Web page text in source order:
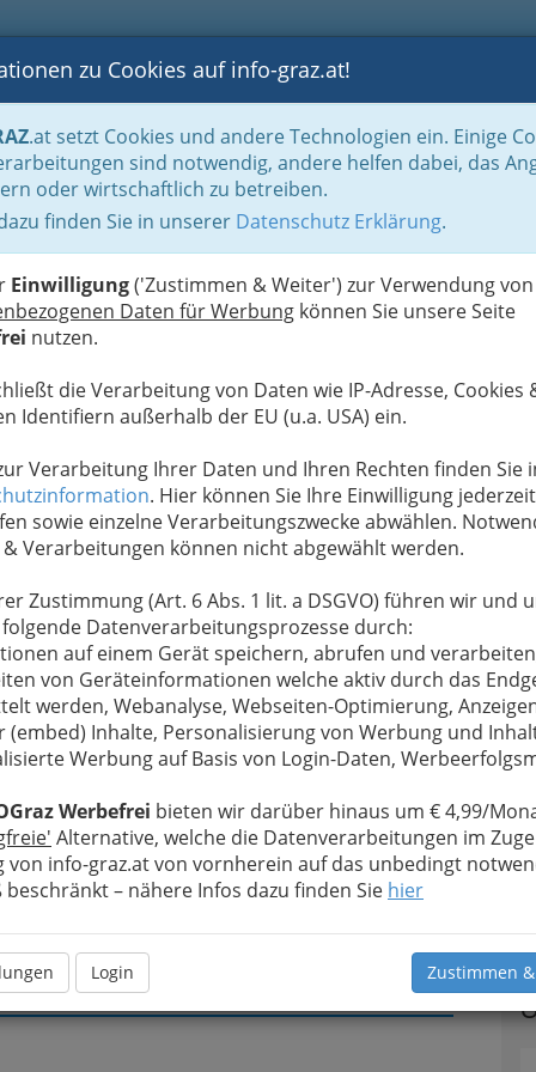
BLOGS FOTOS GASTRONOMIE BRANCHEN
zu Cookies auf info-graz.at!
.at setzt Cookies und andere Technologien ein. Einige
sind notwendig, andere helfen dabei, das
oder wirtschaftlich zu betreiben.
finden Sie in unserer Datenschutz Erklärung.
Einwilligung('Zustimmen & Weiter') zur Verwendung von
Daten für Werbung können Sie unsere Seite
nutzen.
die Verarbeitung von Daten wie IP-Adresse, Cookies
Identifiern außerhalb der EU (u.a. USA) ein.
Verarbeitung Ihrer Daten und Ihren Rechten finden Sie
. Hier können Sie Ihre Einwilligung jederzeit
sowie einzelne Verarbeitungszwecke abwählen.
& Verarbeitungen können nicht abgewählt werden.
Zustimmung (Art. 6 Abs. 1 lit. a DSGVO) führen wir und
Datenverarbeitungsprozesse durch:
auf einem Gerät speichern, abrufen und
von Geräteinformationen welche aktiv durch das
werden, Webanalyse, Webseiten-Optimierung,
(embed) Inhalte, Personalisierung von Werbung und
Werbung auf Basis von Login-Daten,
Werbefrei bieten wir darüber hinaus um € 4,99/
Alternative, welche die Datenverarbeitungen im
von info-graz.at von vornherein auf das unbedingt
beschränkt – nähere Infos dazu finden Sie hier
Login Zustimmen
nach Qualität - Sterne lügen nicht (oft) :) 4 Stars
bewahren, verwenden wir an dieser Stelle zur
Ihre Nachricht wird nach dem Absenden
Mercure Graz City **** weitergeleitet.
Meine Nachricht
Meine Nachricht senden